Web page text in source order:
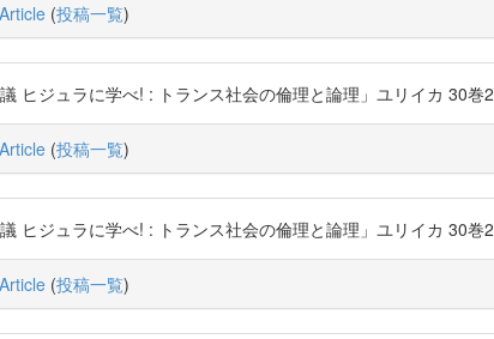
(投稿一覧)
ヒジュラに学べ! : トランス社会の倫理と論理」ユリイカ 30
(投稿一覧)
ヒジュラに学べ! : トランス社会の倫理と論理」ユリイカ 30
(投稿一覧)